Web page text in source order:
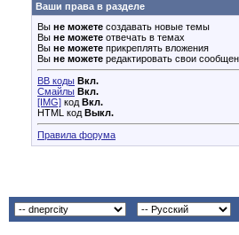
Ваши права в разделе
Вы не можете создавать новые темы
Вы не можете отвечать в темах
Вы не можете прикреплять вложения
Вы не можете редактировать свои
BB коды Вкл.
Смайлы Вкл.
[IMG] код Вкл.
HTML код Выкл.
Правила форума